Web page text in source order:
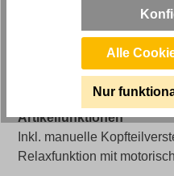
Breite: ca. 285cm, Tiefe:
Artikelfunktionen
Inkl. manuelle
Relaxfunktion mit
Alle
Nur